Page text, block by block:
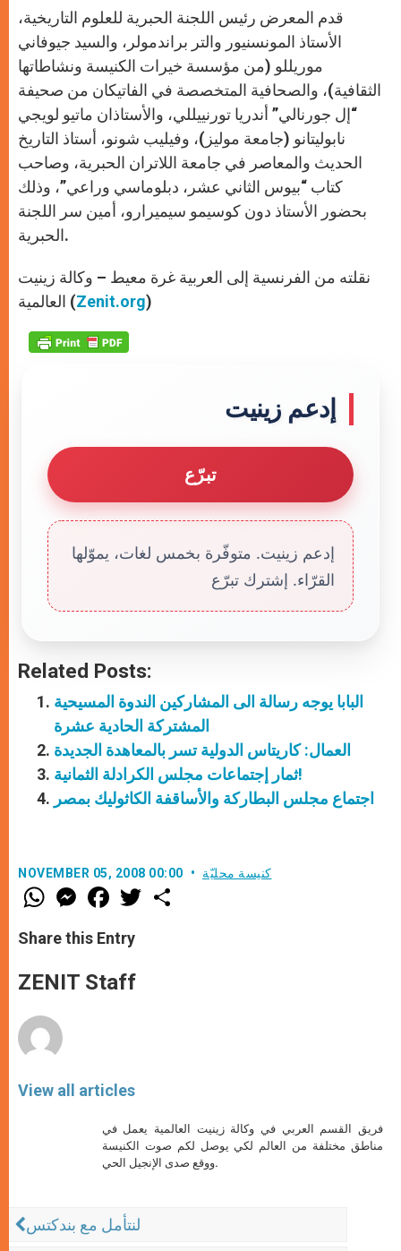
قدم المعرض رئيس اللجنة الحبرية للعلوم التاريخية،
الأستاذ المونسنيور والتر براندمولر، والسيد جيوفاني
موريللو (من مؤسسة خيرات الكنيسة ونشاطاتها
الثقافية)، والصحافية المتخصصة في الفاتيكان من صحيفة
“إل جورنالي” أندريا تورنييللي، والأستاذان ماتيو لويجي
نابوليتانو (جامعة موليز)، وفيليب شونو، أستاذ التاريخ
الحديث والمعاصر في جامعة اللاتران الحبرية، وصاحب
كتاب “بيوس الثاني عشر، دبلوماسي وراعي”، وذلك
بحضور الأستاذ دون كوسيمو سيميرارو، أمين سر اللجنة
الحبرية.
نقلته من الفرنسية إلى العربية غرة معيط – وكالة زينيت
العالمية (Zenit.org)
إدعم زينيت
تبرّع
إدعم زينيت. متوفّرة بخمس لغات، يموّلها
القرّاء. إشترك تبرّع
Related Posts:
البابا يوجه رسالة الى المشاركين الندوة المسيحية
المشتركة الحادية عشرة
العمال: كاريتاس الدولية تسر بالمعاهدة الجديدة
ثمار إجتماعات مجلس الكرادلة الثمانية!
اجتماع مجلس البطاركة والأساقفة الكاثوليك بمصر
NOVEMBER 05, 2008 00:00 كنيسة محليّة
W
h
t
s
p
p
M
e
s
e
g
e
F
a
e
b
o
k
w
Share this Entry
ZENIT Staff
View all articles
فريق القسم العربي في وكالة زينيت العالمية يعمل في
مناطق مختلفة من العالم لكي يوصل لكم صوت الكنيسة
ووقع صدى الإنجيل الحي.
لنتأمل مع بندكتس